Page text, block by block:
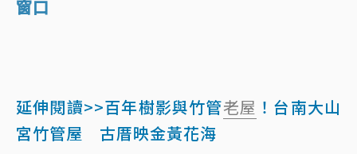
窗口
延伸閱讀>>百年樹影與竹管老屋 ！台南大山
宮竹管屋 古厝映金黃花海